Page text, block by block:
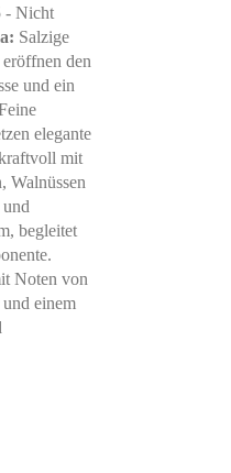
- Nicht
Salzige
den
und ein
elegante
mit
Walnüssen
begleitet
Noten von
einem